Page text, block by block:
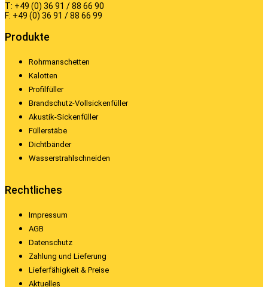
T: +49 (0) 36 91 / 88 66 90
F: +49 (0) 36 91 / 88 66 99
Produkte
Rohrmanschetten
Kalotten
Profilfüller
Brandschutz-Vollsickenfüller
Akustik-Sickenfüller
Füllerstäbe
Dichtbänder
Wasserstrahlschneiden
Rechtliches
Impressum
AGB
Datenschutz
Zahlung und Lieferung
Lieferfähigkeit & Preise
Aktuelles